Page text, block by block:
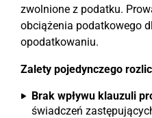
zwolnione z podatku.
obciążenia podatkowego
opodatkowaniu.
Zalety pojedynczego
Brak wpływu klauzuli
świadczeń